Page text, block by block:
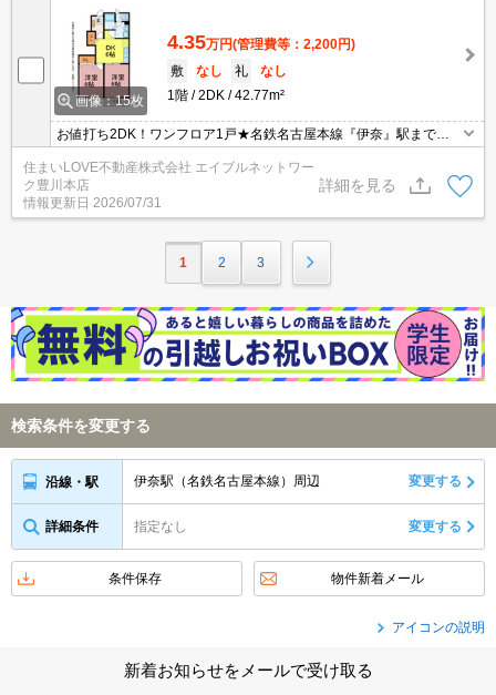
画像：15枚
4.35万円(管理費等：2,200円)
敷
なし 礼
なし
1階
2DK 42.77m²
お値打ち2DK！ワンフロア1戸★名鉄名古屋本線『伊奈』駅まで徒
お問い合わせくださいませ♪初期費用・家賃カード払い可。
住まいLOVE不動産株式会社 エイブルネットワー
ク豊川本店
情報更新日 2026/07/31
詳細を見る
1 2 3
検索条件を変更する
沿線・駅 伊奈駅（名鉄名古屋本線）周辺 変更する
詳細条件 指定なし 変更する
条件保存 物件新着メール
アイコンの説明
新着お知らせをメールで受け取る